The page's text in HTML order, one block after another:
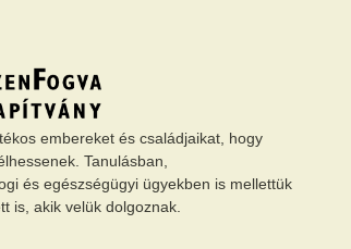
embereket és családjaikat, hogy
Tanulásban,
és egészségügyi ügyekben is mellettük
is, akik velük dolgoznak.